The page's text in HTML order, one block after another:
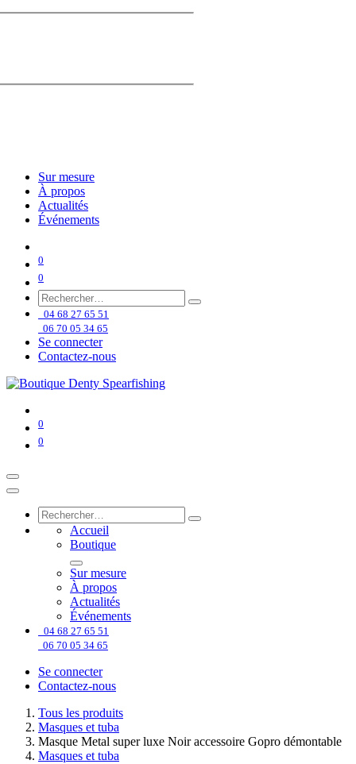
Sur mesure
À propos
Actualités
Événements
0
0
04 68 27 65 51
06 70 05 34 65
Se connecter
Contactez-nous
0
0
Accueil
Boutique
Sur mesure
À propos
Actualités
Événements
04 68 27 65 51
06 70 05 34 65
Se connecter
Contactez-nous
Tous les produits
Masques et tuba
Masque Metal super luxe Noir accessoire Gopro démontable
Masques et tuba